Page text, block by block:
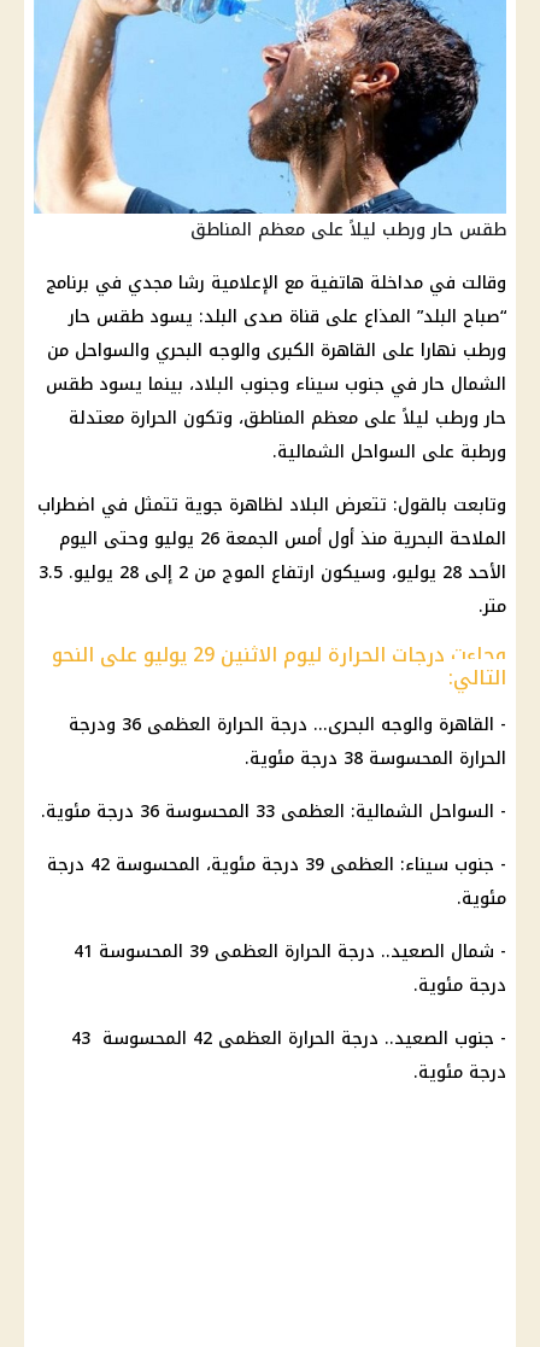
طقس حار ورطب ليلاً على معظم المناطق
وقالت في مداخلة هاتفية مع الإعلامية رشا مجدي في برنامج
“صباح البلد” المذاع على قناة صدى البلد: يسود طقس حار
ورطب نهارا على القاهرة الكبرى والوجه البحري والسواحل من
الشمال حار في جنوب سيناء وجنوب البلاد، بينما يسود طقس
حار ورطب ليلاً على معظم المناطق، وتكون الحرارة معتدلة
ورطبة على السواحل الشمالية.
وتابعت بالقول: تتعرض البلاد لظاهرة جوية تتمثل في اضطراب
الملاحة البحرية منذ أول أمس الجمعة 26 يوليو وحتى اليوم
الأحد 28 يوليو، وسيكون ارتفاع الموج من 2 إلى 28 يوليو. 3.5
متر.
وجاءت درجات الحرارة ليوم الاثنين 29 يوليو على النحو
التالي:
- القاهرة والوجه البحرى... درجة الحرارة العظمى 36 ودرجة
الحرارة المحسوسة 38 درجة مئوية.
- السواحل الشمالية: العظمى 33 المحسوسة 36 درجة مئوية.
- جنوب سيناء
: العظمى 39 درجة مئوية، المحسوسة 42 ​​درجة
مئوية.
- شمال الصعيد.. درجة الحرارة
العظمى 39 المحسوسة 41
درجة مئوية.
- جنوب الصعيد.. درجة الحرارة
العظمى 42 المحسوسة 43
درجة مئوية.